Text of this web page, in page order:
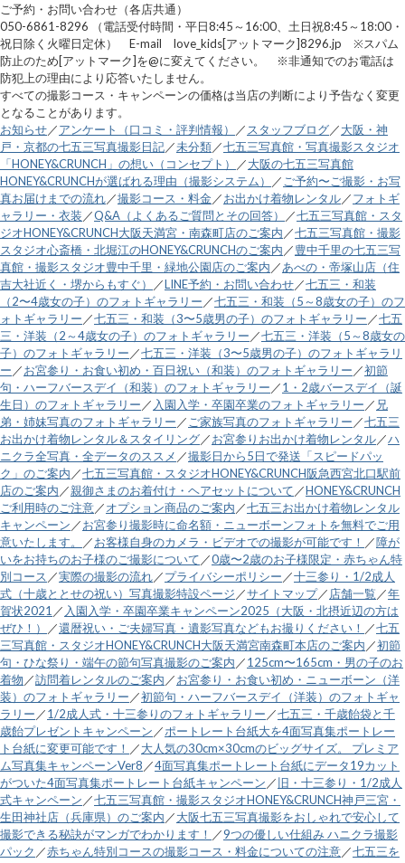
ご予約・お問い合わせ（各店共通）
050-6861-8296 （電話受付時間・平日8:45～16:00、土日祝8:45～18:00・
祝日除く火曜日定休） E-mail love_kids[アットマーク]8296.jp ※スパム
防止のため[アットマーク]を@に変えてください。 ※非通知でのお電話は
防犯上の理由により応答いたしません。
すべての撮影コース・キャンペーンの価格は当店の判断により予告なく変更
となることがあります。
お知らせ／アンケート（口コミ・評判情報） ／ スタッフブログ／大阪・神
戸・京都の七五三写真撮影日記／未分類／七五三写真館・写真撮影スタジオ
「HONEY&CRUNCH」の想い（コンセプト）
／大阪の七五三写真館
HONEY&CRUNCHが選ばれる理由（撮影システム）
／ ご予約〜ご撮影・お写
真お届けまでの流れ／撮影コース・料金／お出かけ着物レンタル／フォトギ
ャラリー・衣装 ／Q&A（よくあるご質問とその回答） ／七五三写真館・スタ
ジオHONEY&CRUNCH大阪天満宮・南森町店のご案内 ／七五三写真館・撮影
スタジオ心斎橋・北堀江のHONEY&CRUNCHのご案内 ／豊中千里の七五三写
真館・撮影スタジオ豊中千里・緑地公園店のご案内 ／あべの・帝塚山店（住
吉大社近く・堺からもすぐ）
／LINE予約・お問い合わせ／七五三・和装
（2〜4歳女の子）のフォトギャラリー ／七五三・和装（5～8歳女の子）のフ
ォトギャラリー ／七五三・和装（3〜5歳男の子）のフォトギャラリー ／七五
三・洋装（2～4歳女の子）のフォトギャラリー ／七五三・洋装（5～8歳女の
子）のフォトギャラリー ／七五三・洋装（3〜5歳男の子）のフォトギャラリ
ー ／お宮参り・お食い初め・百日祝い（和装）のフォトギャラリー ／初節
句・ハーフバースデイ（和装）のフォトギャラリー ／1・2歳バースデイ（誕
生日）のフォトギャラリー ／ 入園入学・卒園卒業のフォトギャラリー ／ 兄
弟・姉妹写真のフォトギャラリー ／ ご家族写真のフォトギャラリー ／七五三
お出かけ着物レンタル＆スタイリング／お宮参りお出かけ着物レンタル／ハ
ニクラ全写真・全データのススメ ／撮影日から5日で発送「スピードパッ
ク」のご案内 ／七五三写真館・スタジオHONEY&CRUNCH阪急西宮北口駅前
店のご案内 ／親御さまのお着付け・ヘアセットについて ／HONEY&CRUNCH
ご利用時のご注意／オプション商品のご案内 ／七五三お出かけ着物レンタル
キャンペーン ／お宮参り撮影時に命名額・ニューボーンフォトを無料でご用
意いたします。
／お客様自身のカメラ・ビデオでの撮影が可能です！ ／障が
いをお持ちのお子様のご撮影について ／0歳〜2歳のお子様限定・赤ちゃん特
別コース ／実際の撮影の流れ／プライバシーポリシー ／十三参り・1/2成人
式（十歳ととせの祝い）写真撮影特設ページ ／サイトマップ／ 店舗一覧 ／年
賀状2021 ／ 入園入学・卒園卒業キャンペーン2025（大阪・北摂近辺の方は
ぜひ！）
／還暦祝い・ご夫婦写真・遺影写真などもお撮りください！ ／七五
三写真館・スタジオHONEY&CRUNCH大阪天満宮南森町本店のご案内 ／初節
句・ひな祭り・端午の節句写真撮影のご案内 ／125cm〜165cm・男の子のお
着物 ／訪問着レンタルのご案内 ／お宮参り・お食い初め・ニューボーン（洋
装）のフォトギャラリー ／初節句・ハーフバースデイ（洋装）のフォトギャ
ラリー ／1/2成人式・十三参りのフォトギャラリー ／七五三・千歳飴袋と千
歳飴プレゼントキャンペーン ／ポートレート台紙大を4面写真集ポートレー
ト台紙に変更可能です！ ／大人気の30cm×30cmのビッグサイズ。 プレミア
ム写真集キャンペーンVer8 ／4面写真集ポートレート台紙にデータ19カット
がついた4面写真集ポートレート台紙キャンペーン ／旧・十三参り・1/2成人
式キャンペーン ／七五三写真館・撮影スタジオHONEY&CRUNCH神戸三宮・
生田神社店（兵庫県）のご案内 ／大阪七五三写真撮影をおしゃれで安心して
撮影できる秘訣がマンガでわかります！ ／9つの優しい仕組み ハニクラ撮影
パック ／赤ちゃん特別コースの撮影コース・料金についての注意／七五三を